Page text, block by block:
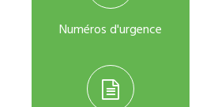
Numéros d'urgence